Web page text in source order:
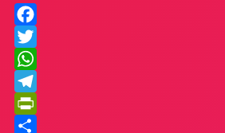
Facebook
Twitter
WhatsApp
Telegram
PrintFriendly